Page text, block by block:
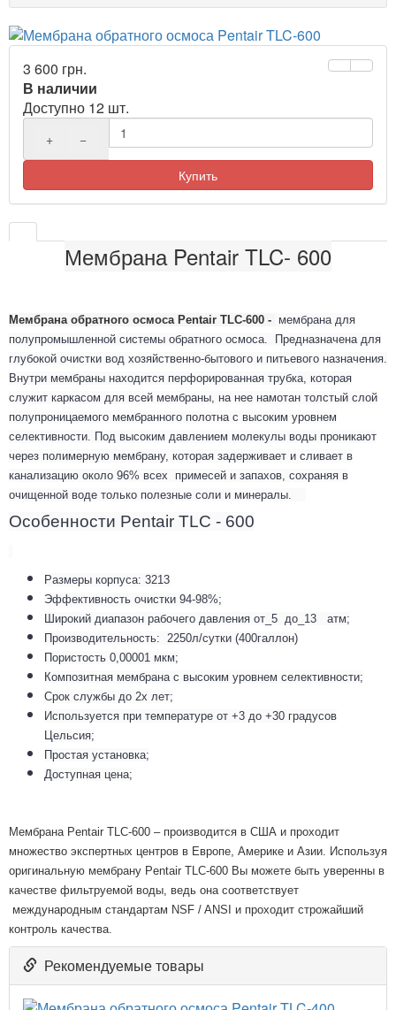
3 600 грн.
В наличии
Доступно 12 шт.
+ −
Купить
Мембрана Pentair TLC- 600
Мембрана обратного осмоса Pentair TLC-600 - мембрана для
полупромышленной системы обратного осмоса. Предназначена для
глубокой очистки вод хозяйственно-бытового и питьевого назначения.
Внутри мембраны находится перфорированная трубка, которая
служит каркасом для всей мембраны, на нее намотан толстый слой
полупроницаемого мембранного полотна с высоким уровнем
селективности. Под высоким давлением молекулы воды проникают
через полимерную мембрану, которая задерживает и сливает в
канализацию около 96% всех примесей и запахов, сохраняя в
очищенной воде только полезные соли и минералы.
Особенности Pentair TLC - 600
Размеры корпуса: 3213
Эффективность очистки 94-98%;
Широкий диапазон рабочего давления от_5 до_13 атм;
Производительность: 2250л/сутки (400галлон)
Пористость 0,00001 мкм;
Композитная мембрана с высоким уровнем селективности;
Срок службы до 2х лет;
Используется при температуре от +3 до +30 градусов
Цельсия;
Простая установка;
Доступная цена;
Мембрана Pentair TLC-600 – производится в США и проходит
множество экспертных центров в Европе, Америке и Азии. Используя
оригинальную мембрану Pentair TLC-600 Вы можете быть уверенны в
качестве фильтруемой воды, ведь она соответствует
международным стандартам NSF / ANSI и проходит строжайший
контроль качества.
Рекомендуемые товары